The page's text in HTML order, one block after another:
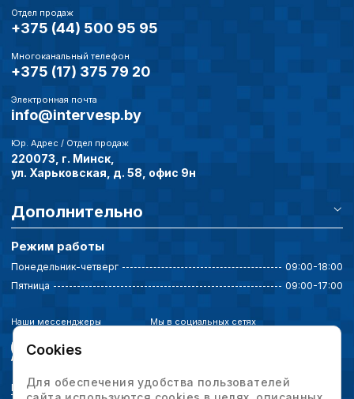
Отдел продаж
+375 (44) 500 95 95
Многоканальный телефон
+375 (17) 375 79 20
Электронная почта
info@intervesp.by
Юр. Адрес / Отдел продаж
220073, г. Минск,
ул. Харьковская, д. 58, офис 9н
Дополнительно
Режим работы
Понедельник-четверг
09:00-18:00
Пятница
09:00-17:00
Наши мессенджеры Мы в социальных сетях
Политика конфиденциальности
Cookies
Для обеспечения удобства пользователей